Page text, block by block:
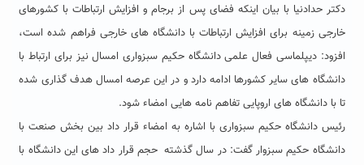
دکتر حدادنیا با بیان اینکه فضای پس از برجام و افزایش ارتباطات با کشورهای
خارجی زمینه برای افزایش ارتباطات با دانشگاه های خارجی فراهم شده است،
افزود: دیپلماسی فعال علمی دانشگاه حکیم سبزواری امسال نیز برای ارتباط با
دانشگاه های سایر کشورها ادامه دارد و در این عرصه امسال هدف گذاری شده
تا با دانشگاه های اروپایی تفاهم نامه هایی امضاء شود.
رئیس دانشگاه حکیم سبزواری با اشاره به امضاء قرار داد بین بخش صنعت با
دانشگاه حکیم سبزوار گفت: در سال گذشته حجم قرار داد های این دانشگاه با